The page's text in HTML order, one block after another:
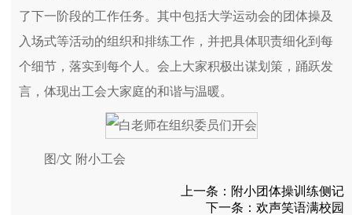
了下一阶段的工作任务。其中包括大学运动会的团体操及
入场式等活动的组织和排练工作，并把具体职责细化到每
个细节，落实到每个人。会上大家积极出谋划策，踊跃发
言，体现出工会大家庭的和谐与温暖。
图/文 附小工会
上一条： 附小团体操训练侧记
下一条： 欢声笑语满校园